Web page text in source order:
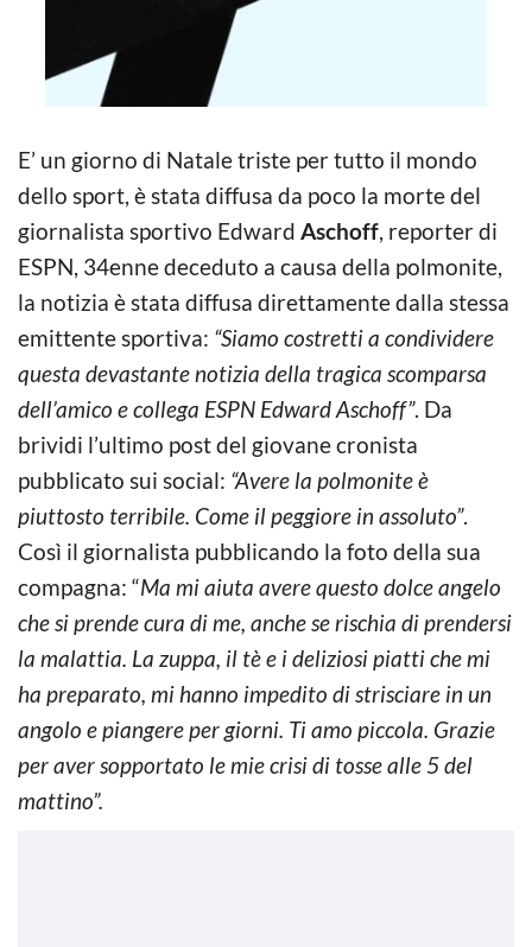
E’ un giorno di Natale triste per tutto il mondo
dello sport, è stata diffusa da poco la morte del
giornalista sportivo Edward Aschoff, reporter di
ESPN, 34enne deceduto a causa della polmonite,
la notizia è stata diffusa direttamente dalla stessa
emittente sportiva: “Siamo costretti a condividere
questa devastante notizia della tragica scomparsa
dell’amico e collega ESPN Edward Aschoff”. Da
brividi l’ultimo post del giovane cronista
pubblicato sui social: “Avere la polmonite è
piuttosto terribile. Come il peggiore in assoluto”.
Così il giornalista pubblicando la foto della sua
compagna: “Ma mi aiuta avere questo dolce angelo
che si prende cura di me, anche se rischia di prendersi
la malattia. La zuppa, il tè e i deliziosi piatti che mi
ha preparato, mi hanno impedito di strisciare in un
angolo e piangere per giorni. Ti amo piccola. Grazie
per aver sopportato le mie crisi di tosse alle 5 del
mattino”.